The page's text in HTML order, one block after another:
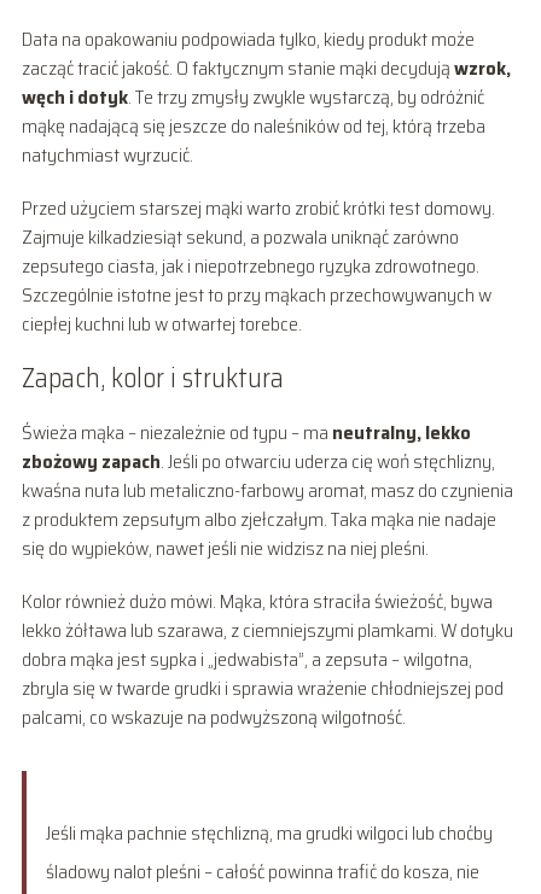
Data na opakowaniu podpowiada tylko, kiedy produkt może
zacząć tracić jakość. O faktycznym stanie mąki decydująwzrok,
węch i dotyk. Te trzy zmysły zwykle wystarczą, by odróżnić
mąkę nadającą się jeszcze do naleśników od tej, którą trzeba
natychmiast wyrzucić.
Przed użyciem starszej mąki warto zrobić krótki test domowy.
Zajmuje kilkadziesiąt sekund, a pozwala uniknąć zarówno
zepsutego ciasta, jak i niepotrzebnego ryzyka zdrowotnego.
Szczególnie istotne jest to przy mąkach przechowywanych w
ciepłej kuchni lub w otwartej torebce.
Zapach, kolor i struktura
Świeża mąka – niezależnie od typu – ma neutralny, lekko
zbożowy zapach. Jeśli po otwarciu uderza cię woń stęchlizny,
kwaśna nuta lub metaliczno-farbowy aromat, masz do czynienia
z produktem zepsutym albo zjełczałym. Taka mąka nie nadaje
się do wypieków, nawet jeśli nie widzisz na niej pleśni.
Kolor również dużo mówi. Mąka, która straciła świeżość, bywa
lekko żółtawa lub szarawa, z ciemniejszymi plamkami. W dotyku
dobra mąka jest sypka i „jedwabista”, a zepsuta – wilgotna,
zbryla się w twarde grudki i sprawia wrażenie chłodniejszej pod
palcami, co wskazuje na podwyższoną wilgotność.
Jeśli mąka pachnie stęchlizną, ma grudki wilgoci lub choćby
śladowy nalot pleśni – całość powinna trafić do kosza, nie